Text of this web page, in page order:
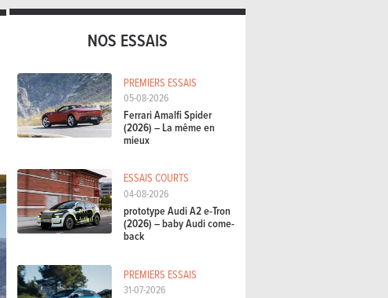
NOS ESSAIS
PREMIERS ESSAIS
05-08-2026
Ferrari Amalfi Spider
(2026) – La même en
mieux
ESSAIS COURTS
04-08-2026
prototype Audi A2 e-Tron
(2026) – baby Audi come-
back
PREMIERS ESSAIS
31-07-2026